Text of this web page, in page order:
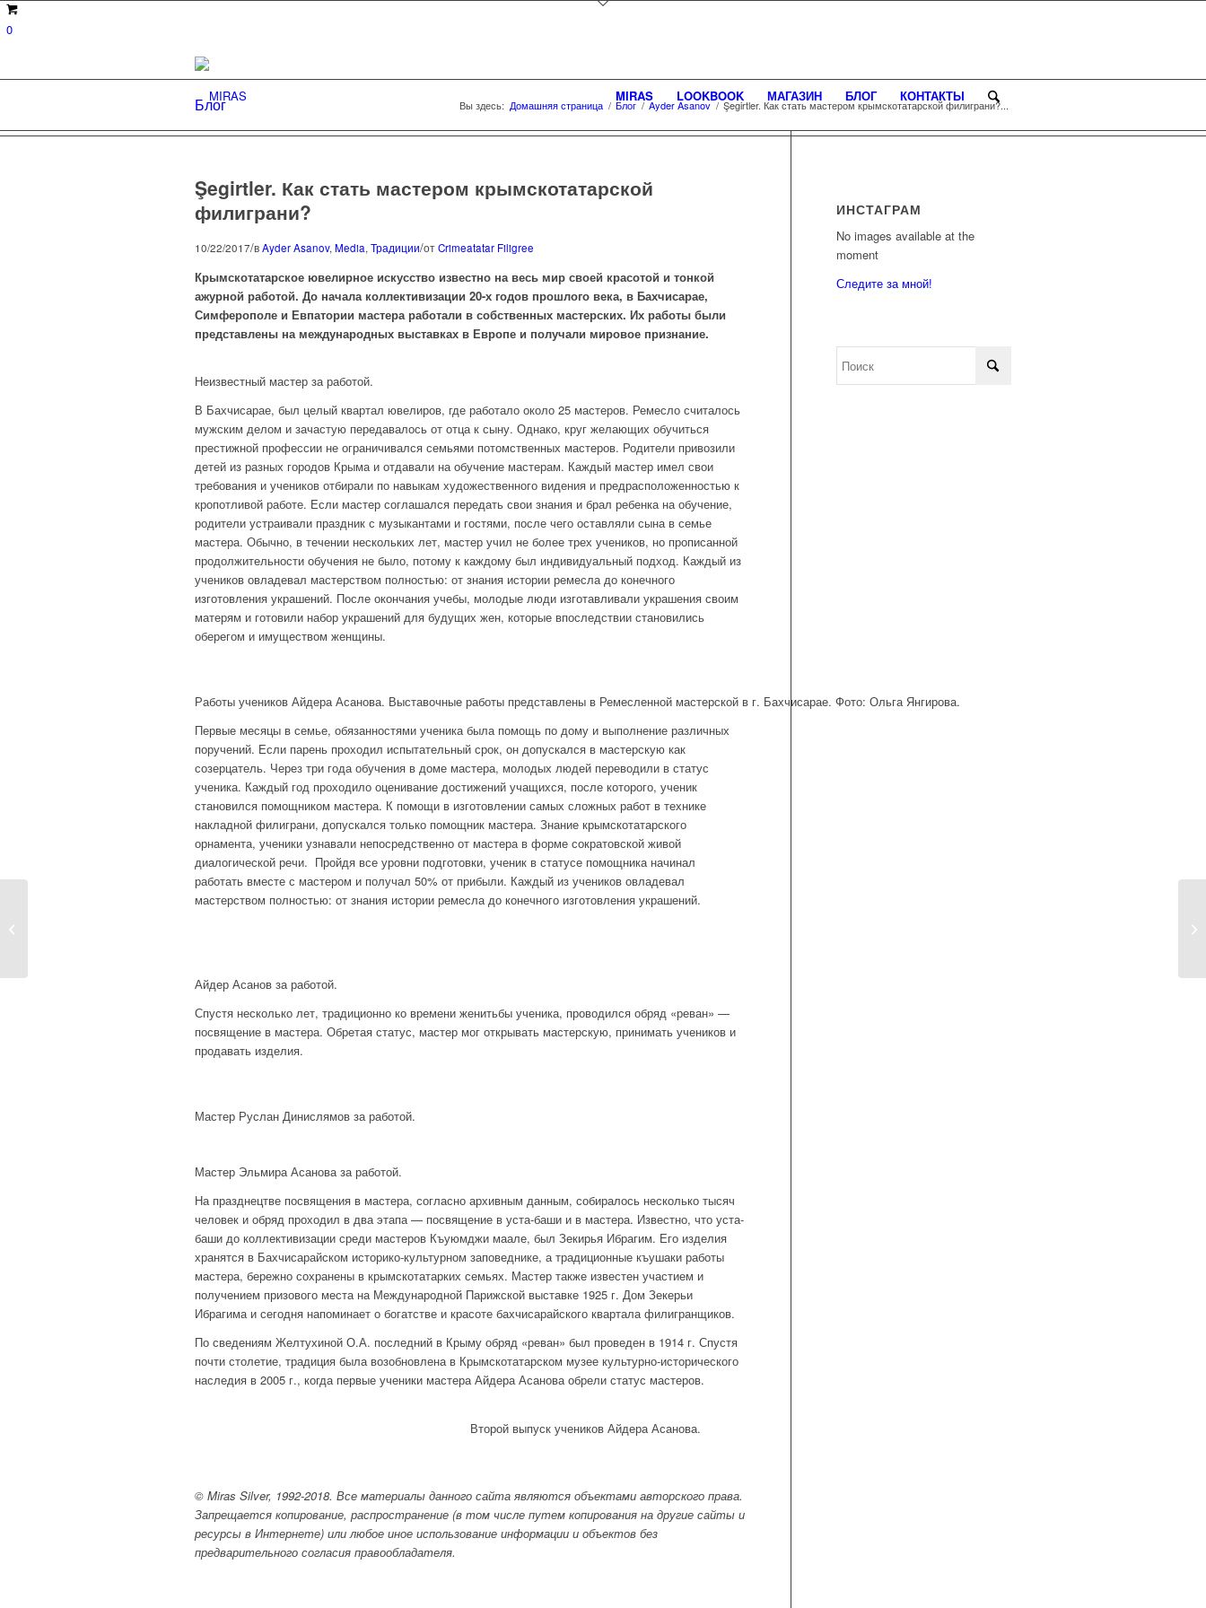
0
MIRAS LOOKBOOK МАГАЗИН БЛОГ КОНТАКТЫ
Блог Вы здесь: Домашняя страница / Блог / Ayder Asanov / Şegirtler. Как стать мастером крымскотатарской филиграни?...
Şegirtler. Как стать мастером крымскотатарской
филиграни?
10/22/2017/вAyder Asanov, Media, Традиции/отCrimeatatar Filigree
Крымскотатарское ювелирное искусство известно на весь мир своей красотой и тонкой
ажурной работой. До начала коллективизации 20-х годов прошлого века, в Бахчисарае,
Симферополе и Евпатории мастера работали в собственных мастерских. Их работы были
представлены на международных выставках в Европе и получали мировое признание.
Неизвестный мастер за работой.
В Бахчисарае, был целый квартал ювелиров, где работало около 25 мастеров. Ремесло считалось
мужским делом и зачастую передавалось от отца к сыну. Однако, круг желающих обучиться
престижной профессии не ограничивался семьями потомственных мастеров. Родители привозили
детей из разных городов Крыма и отдавали на обучение мастерам. Каждый мастер имел свои
требования и учеников отбирали по навыкам художественного видения и предрасположенностью к
кропотливой работе. Если мастер соглашался передать свои знания и брал ребенка на обучение,
родители устраивали праздник с музыкантами и гостями, после чего оставляли сына в семье
мастера. Обычно, в течении нескольких лет, мастер учил не более трех учеников, но прописанной
продолжительности обучения не было, потому к каждому был индивидуальный подход. Каждый из
учеников овладевал мастерством полностью: от знания истории ремесла до конечного
изготовления украшений. После окончания учебы, молодые люди изготавливали украшения своим
матерям и готовили набор украшений для будущих жен, которые впоследствии становились
оберегом и имуществом женщины.
Работы учеников Айдера Асанова. Выставочные работы представлены в Ремесленной мастерской в г. Бахчисарае. Фото: Ольга Янгирова.
Первые месяцы в семье, обязанностями ученика была помощь по дому и выполнение различных
поручений. Если парень проходил испытательный срок, он допускался в мастерскую как
созерцатель. Через три года обучения в доме мастера, молодых людей переводили в статус
ученика. Каждый год проходило оценивание достижений учащихся, после которого, ученик
становился помощником мастера. К помощи в изготовлении самых сложных работ в технике
накладной филиграни, допускался только помощник мастера. Знание крымскотатарского
орнамента, ученики узнавали непосредственно от мастера в форме сократовской живой
диалогической речи. Пройдя все уровни подготовки, ученик в статусе помощника начинал
работать вместе с мастером и получал 50% от прибыли. Каждый из учеников овладевал
мастерством полностью: от знания истории ремесла до конечного изготовления украшений.
Айдер Асанов за работой.
Спустя несколько лет, традиционно ко времени женитьбы ученика, проводился обряд «реван» —
посвящение в мастера. Обретая статус, мастер мог открывать мастерскую, принимать учеников и
продавать изделия.
Мастер Руслан Динислямов за работой.
Мастер Эльмира Асанова за работой.
На празднецтве посвящения в мастера, согласно архивным данным, собиралось несколько тысяч
человек и обряд проходил в два этапа — посвящение в уста-баши и в мастера. Известно, что уста-
баши до коллективизации среди мастеров Къуюмджи маале, был Зекирья Ибрагим. Его изделия
хранятся в Бахчисарайском историко-культурном заповеднике, а традиционные къушаки работы
мастера, бережно сохранены в крымскотатарких семьях. Мастер также известен участием и
получением призового места на Международной Парижской выставке 1925 г. Дом Зекерьи
Ибрагима и сегодня напоминает о богатстве и красоте бахчисарайского квартала филигранщиков.
По сведениям Желтухиной О.А. последний в Крыму обряд «реван» был проведен в 1914 г. Спустя
почти столетие, традиция была возобновлена в Крымскотатарском музее культурно-исторического
наследия в 2005 г., когда первые ученики мастера Айдера Асанова обрели статус мастеров.
Второй выпуск учеников Айдера Асанова.
© Miras Silver, 1992-2018. Все материалы данного сайта являются объектами авторского права.
Запрещается копирование, распространение (в том числе путем копирования на другие сайты и
ресурсы в Интернете) или любое иное использование информации и объектов без
предварительного согласия правообладателя.
ИНСТАГРАМ
No images available at the
moment
Следите за мной!